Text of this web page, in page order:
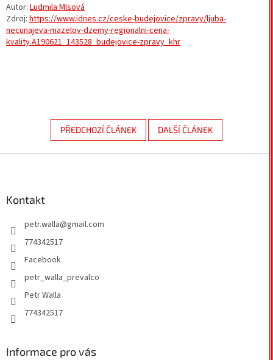
Autor: Ludmila Mlsová
Zdroj: https://www.idnes.cz/ceske-budejovice/zpravy/ljuba-
necunajeva-mazelov-dzemy-regionalni-cena-
kvality.A190621_143528_budejovice-zpravy_khr
PŘEDCHOZÍ ČLÁNEK DALŠÍ ČLÁNEK
Kontakt
petr.walla@gmail.com
774342517
Facebook
petr_walla_prevalco
Petr Walla
774342517
Informace pro vás